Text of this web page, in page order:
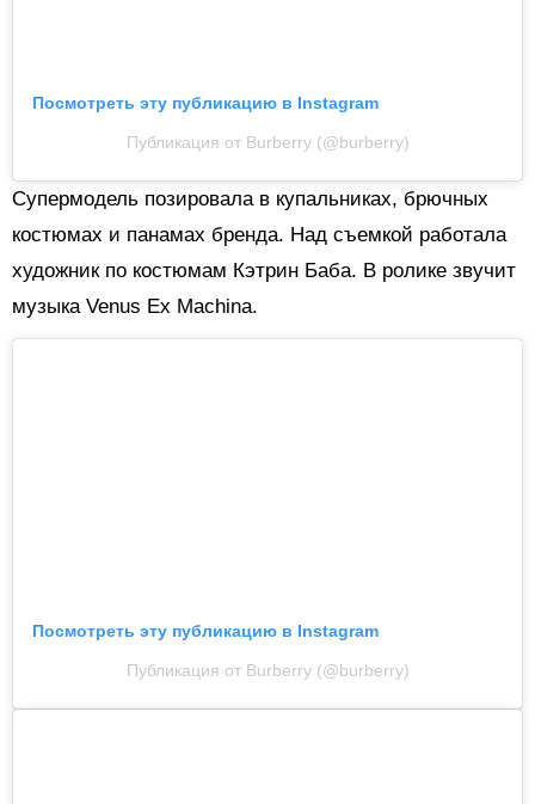
Посмотреть эту публикацию в Instagram
Публикация от Burberry (@burberry)
Супермодель позировала в купальниках, брючных
костюмах и панамах бренда. Над съемкой работала
художник по костюмам Кэтрин Баба. В ролике звучит
музыка Venus Ex Machina.
Посмотреть эту публикацию в Instagram
Публикация от Burberry (@burberry)